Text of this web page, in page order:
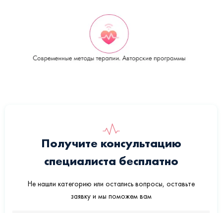
Получите консультацию
специалиста бесплатно
Не нашли категорию или остались вопросы, оставьте
заявку и мы поможем вам